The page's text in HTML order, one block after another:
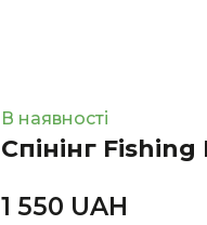
В наявності
Спінінг Fishing
1 550 UAН